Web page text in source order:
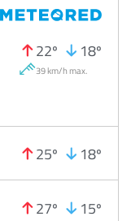
22º 18º
39 km/h max.
25º 18º
27º 15º